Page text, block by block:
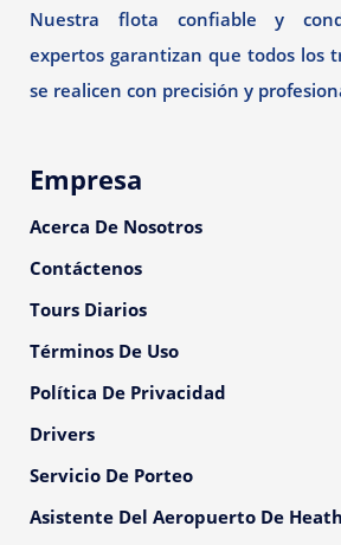
Nuestra flota confiable y
expertos garantizan que todos los
se realicen con precisión y
Empresa
Acerca De Nosotros
Contáctenos
Tours Diarios
Términos De Uso
Política De Privacidad
Drivers
Servicio De Porteo
Asistente Del Aeropuerto De